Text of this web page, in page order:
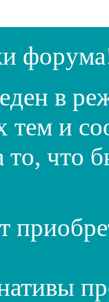
в
тем и
то, что